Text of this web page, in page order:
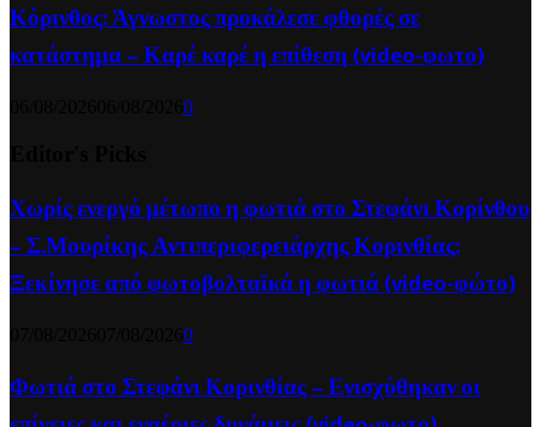
Κόρινθος: Άγνωστος προκάλεσε φθορές σε
κατάστημα – Καρέ καρέ η επίθεση (video-φωτο)
0
Χωρίς ενεργό μέτωπο η φωτιά στο Στεφάνι Κορίνθου
– Σ.Μουρίκης Αντιπεριφερειάρχης Κορινθίας:
Ξεκίνησε από φωτοβολταϊκά η φωτιά (video-φώτο)
0
Φωτιά στο Στεφάνι Κορινθίας – Ενισχύθηκαν οι